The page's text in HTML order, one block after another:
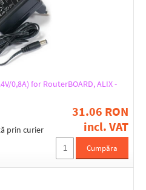
0,8A) for RouterBOARD, ALIX -
prin curier
31.06 RON
incl. VAT
Cumpăra